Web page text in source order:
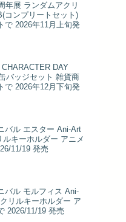
年展 ランダムアクリ
コンプリートセット)
で 2026年11月上旬発
CHARACTER DAY
バッジセット 雑貨商
で 2026年12月下旬発
バル エスター Ani-Art
ルキーホルダー アニメ
11/19 発売
バル モルフィス Ani-
リルキーホルダー ア
2026/11/19 発売